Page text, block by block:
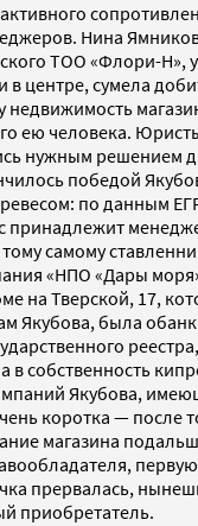
Нина
ТОО «Флори-Н»,
в центре, сумела
недвижимость
ею человека.
нужным решением
победой
по данным
принадлежит
самому
«НПО «Дары
на Тверской, 17,
Якубова, была
в собственность
Якубова,
коротка — после
магазина
прервалась,
приобретатель.